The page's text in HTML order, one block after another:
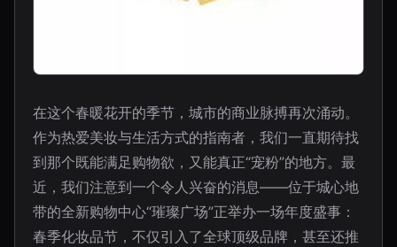
在这个春暖花开的季节，城市的商业脉搏再次涌动。
作为热爱美妆与生活方式的指南者，我们一直期待找
到那个既能满足购物欲，又能真正“宠粉”的地方。最
近，我们注意到一个令人兴奋的消息——位于城心地
带的全新购物中心“璀璨广场”正举办一场年度盛事：
春季化妆品节，不仅引入了全球顶级品牌，甚至还推